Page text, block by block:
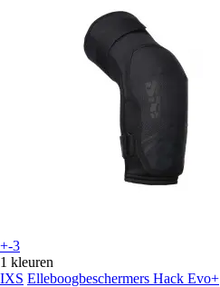
+-3
1 kleuren
IXS Elleboogbeschermers Hack Evo+